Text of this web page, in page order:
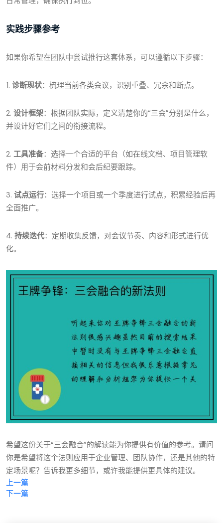
实践步骤参考
如果你希望在团队中尝试推行这套体系，可以遵循以下步骤：
1. 诊断现状：梳理当前各类会议，识别重叠、冗余和断点。
2. 设计框架：根据团队实际，定义清楚你的“三会”分别是什么，
并设计好它们之间的衔接流程。
2. 工具准备：选择一个合适的平台（如在线文档、项目管理软
件）用于会前材料分发和会后纪要跟踪。
3. 试点运行：选择一个项目或一个季度进行试点，积累经验后再
全面推广。
4. 持续迭代：定期收集反馈，对会议节奏、内容和形式进行优
化。
希望这份关于“三会融合”的解读能为你提供有价值的参考。请问
你是希望将这个法则应用于企业管理、团队协作，还是其他的特
定场景呢？告诉我更多细节，或许我能提供更具体的建议。
上一篇
下一篇